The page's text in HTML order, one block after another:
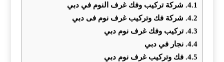
4.1. شركة تركيب وفك غرف النوم في دبي
4.2. شركة فك وتركيب غرف نوم فى دبي
4.3. تركيب وفك غرف نوم دبي
4.4. نجار في دبي
4.5. فك وتركيب غرف نوم دبي